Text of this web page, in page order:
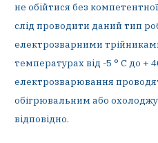
не обійтися без
слід проводити даний тип
електрозварними
температурах від -5 ° C до +
електрозварювання
обігрювальним або
відповідно.